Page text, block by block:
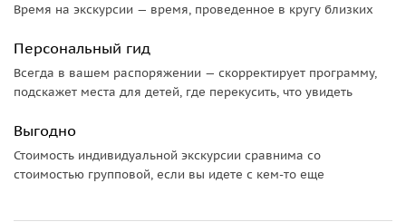
Время на экскурсии — время, проведенное в кругу близких
Персональный гид
Всегда в вашем распоряжении — скорректирует программу,
подскажет места для детей, где перекусить, что увидеть
Выгодно
Стоимость индивидуальной экскурсии сравнима со
стоимостью групповой, если вы идете с кем-то еще